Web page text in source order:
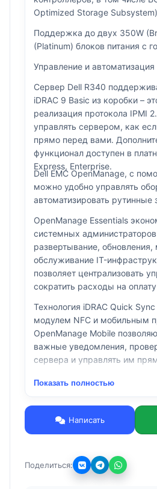
Optimized Storage
Поддержка до двух 350W
(Platinum) блоков питания с
Управление и автоматизация
Сервер Dell R340
iDRAC 9 Basic из коробки –
реализация протокола IPMI
управлять сервером, как
прямо перед вами.
функционал доступен в
Express, Enterprise.
Dell EMC OpenManage, с
можно удобно управлять
автоматизировать рутинные
OpenManage Essentials
системных
развертывание, обновления,
обслуживание IT-
позволяет централизовать
сократить расходы на
Технология iDRAC Quick
модулем NFC и мобильным
OpenManage Mobile
важные уведомления,
сервера и управлять им
Показать полностью
Написать
Поделиться: